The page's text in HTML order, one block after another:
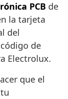
PCB de
la tarjeta
del
de
Electrolux.
que el